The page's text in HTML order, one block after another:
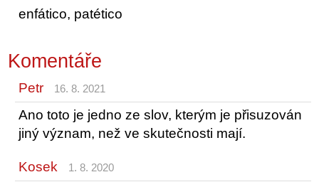
enfático, patético
Komentáře
Petr 16. 8. 2021
Ano toto je jedno ze slov, kterým je přisuzován
jiný význam, než ve skutečnosti mají.
Kosek 1. 8. 2020